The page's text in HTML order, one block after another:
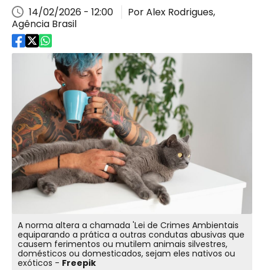
14/02/2026 - 12:00
Por Alex Rodrigues,
Agência Brasil
A norma altera a chamada 'Lei de Crimes Ambientais
equiparando a prática a outras condutas abusivas que
causem ferimentos ou mutilem animais silvestres,
domésticos ou domesticados, sejam eles nativos ou
exóticos - Freepik